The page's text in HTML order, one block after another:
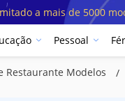
a mais de 5000
Pessoal
Restaurante Modelos